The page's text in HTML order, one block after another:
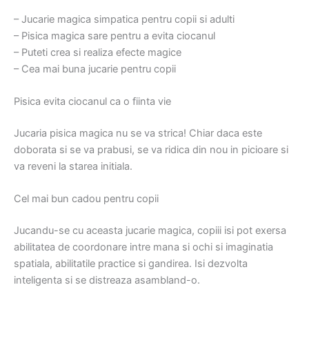
– Jucarie magica simpatica pentru copii si adulti
– Pisica magica sare pentru a evita ciocanul
– Puteti crea si realiza efecte magice
– Cea mai buna jucarie pentru copii
Pisica evita ciocanul ca o fiinta vie
Jucaria pisica magica nu se va strica! Chiar daca este
doborata si se va prabusi, se va ridica din nou in picioare si
va reveni la starea initiala.
Cel mai bun cadou pentru copii
Jucandu-se cu aceasta jucarie magica, copiii isi pot exersa
abilitatea de coordonare intre mana si ochi si imaginatia
spatiala, abilitatile practice si gandirea. Isi dezvolta
inteligenta si se distreaza asambland-o.